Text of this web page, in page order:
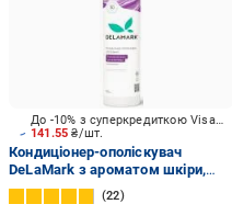
141.55₴/шт.
До -10% з суперкредиткою Visa Вигода
Кондиціонер-ополіскувач
DeLaMark з ароматом шкіри,
уда та ветиверу 0,75 л
22